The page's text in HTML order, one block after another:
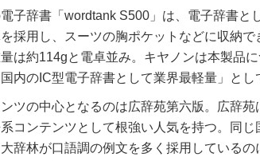
子辞書「wordtank S500」は、電子辞書と
採用し、スーツの胸ポケットなどに収納
は約114gと電卓並み。キヤノンは本製品
内のIC型電子辞書として業界最軽量」とし
ツの中心となるのは広辞苑第六版。広辞苑
コンテンツとして根強い人気を持つ。同じ
辞林が口語調の例文を多く採用している